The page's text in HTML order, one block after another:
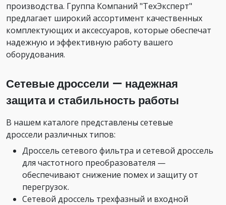
производства. Группа Компаний "ТехЭксперт"
предлагает широкий ассортимент качественных
комплектующих и аксессуаров, которые обеспечат
надежную и эффективную работу вашего
оборудования.
Сетевые дроссели — надежная
защита и стабильность работы
В нашем каталоге представлены сетевые
дроссели различных типов:
Дроссель сетевого фильтра и сетевой дроссель
для частотного преобразователя —
обеспечивают снижение помех и защиту от
перегрузок.
Сетевой дроссель трехфазный и входной